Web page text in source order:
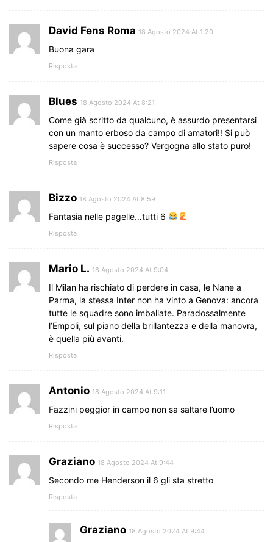
David Fens Roma 18 Agosto 2024 At 1:20
Buona gara
Risposta
Blues 18 Agosto 2024 At 8:21
Come già scritto da qualcuno, è assurdo presentarsi
con un manto erboso da campo di amatori!! Si può
sapere cosa è successo? Vergogna allo stato puro!
Risposta
Bizzo 18 Agosto 2024 At 8:59
Fantasia nelle pagelle…tutti 6
Risposta
Mario L. 18 Agosto 2024 At 9:04
Il Milan ha rischiato di perdere in casa, le Nane a
Parma, la stessa Inter non ha vinto a Genova: ancora
tutte le squadre sono imballate. Paradossalmente
l’Empoli, sul piano della brillantezza e della manovra,
è quella più avanti.
Risposta
Antonio 18 Agosto 2024 At 9:11
Fazzini peggior in campo non sa saltare l’uomo
Risposta
Graziano 18 Agosto 2024 At 9:44
Secondo me Henderson il 6 gli sta stretto
Risposta
Graziano 18 Agosto 2024 At 9:44